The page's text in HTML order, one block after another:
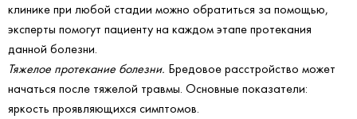
клинике при любой стадии можно обратиться за помощью,
эксперты помогут пациенту на каждом этапе протекания
данной болезни.
Тяжелое протекание болезни. Бредовое расстройство может
начаться после тяжелой травмы. Основные показатели:
яркость проявляющихся симптомов.